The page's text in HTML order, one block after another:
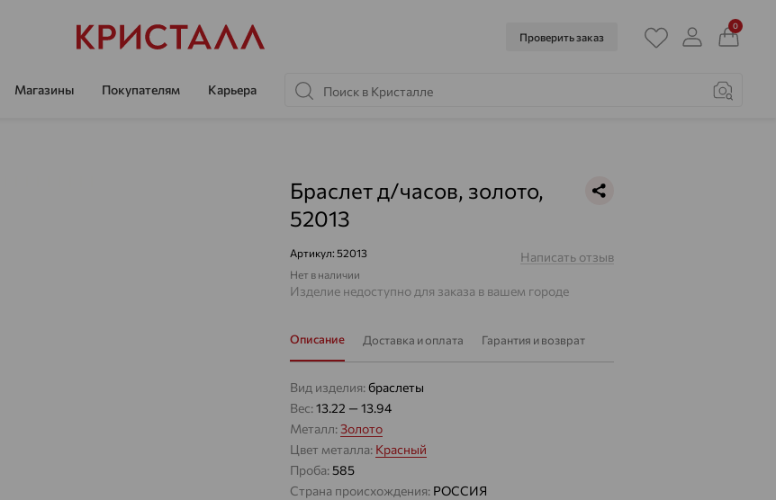
Проверить заказ
0
Магазины Покупателям Карьера
Браслет д/часов, золото,
52013
Артикул: 52013 Написать отзыв
Нет в наличии
Изделие недоступно для заказа в вашем городе
Описание Доставка и оплата Гарантия и возврат
Вид изделия:браслеты
Вес:13.22 — 13.94
Металл:Золото
Цвет металла: Красный
Проба:585
Страна происхождения: РОССИЯ